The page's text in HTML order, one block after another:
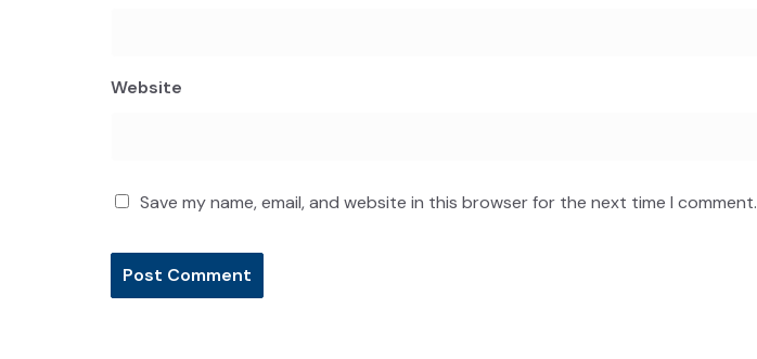
Website
Save my name, email, and website in this browser for the next time I comment.